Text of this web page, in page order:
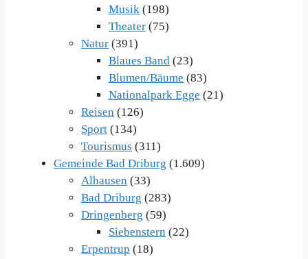
Musik (198)
Theater (75)
Natur (391)
Blaues Band (23)
Blumen/Bäume (83)
Nationalpark Egge (21)
Reisen (126)
Sport (134)
Tourismus (311)
Gemeinde Bad Driburg (1.609)
Alhausen (33)
Bad Driburg (283)
Dringenberg (59)
Siebenstern (22)
Erpentrup (18)